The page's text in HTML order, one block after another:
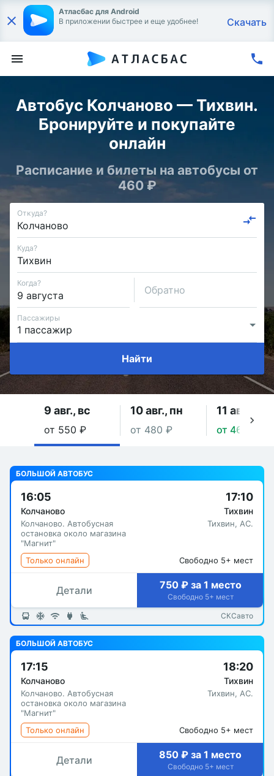
Атласбас для Android
В приложении быстрее и еще удобнее!
Скачать
Автобус Колчаново — Тихвин.
Бронируйте и покупайте
онлайн
Расписание и билеты на автобусы от
460 ₽
Откуда?
Куда?
Когда?
Обратно
Пассажиры
Найти
9 авг., вс
от 550 ₽
10 авг., пн
от 480 ₽
11 авг., вт
от 460 ₽
БОЛЬШОЙ АВТОБУС
16:05
Колчаново
Колчаново. Автобусная
остановка около магазина
"Магнит"
17:10
Тихвин
Тихвин, АC.
Только онлайн Свободно 5+ мест
Детали 750 ₽ за 1 место
Свободно 5+ мест
СКСавто
БОЛЬШОЙ АВТОБУС
17:15
Колчаново
Колчаново. Автобусная
остановка около магазина
"Магнит"
18:20
Тихвин
Тихвин, АC.
Только онлайн Свободно 5+ мест
Детали 850 ₽ за 1 место
Свободно 5+ мест